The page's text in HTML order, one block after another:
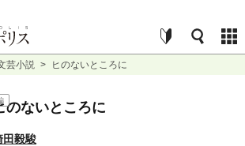
芸小説 > ヒのないところに
のないところに
田毅駿